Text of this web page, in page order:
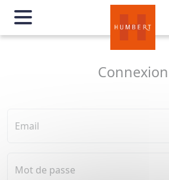
Connexion
Email
Mot de passe